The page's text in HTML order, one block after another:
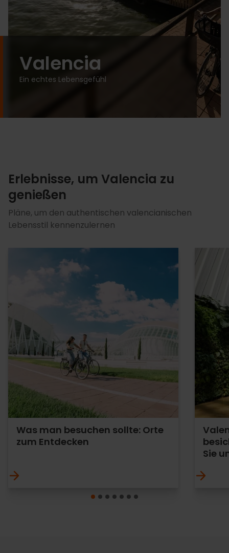
Valencia
Ein echtes Lebensgefühl
Erlebnisse, um Valencia zu
genießen
Pläne, um den authentischen valencianischen
Lebensstil kennenzulernen
Was man besuchen sollte: Orte
zum Entdecken
Sie